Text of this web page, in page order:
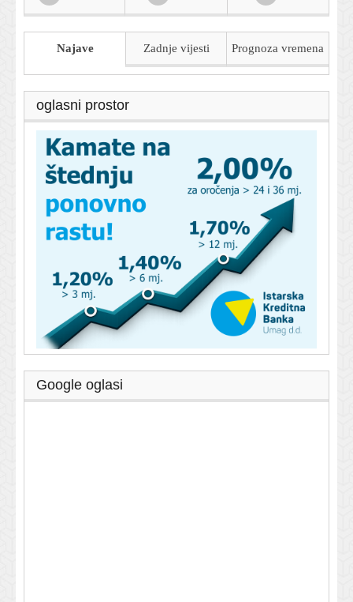
Najave Zadnje vijesti Prognoza vremena
oglasni prostor
Google oglasi